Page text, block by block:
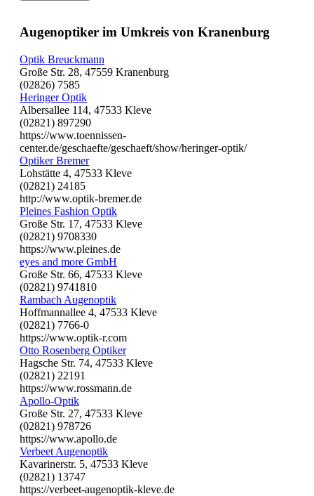
Augenoptiker im Umkreis von Kranenburg
Optik Breuckmann
Große Str. 28, 47559 Kranenburg
(02826) 7585
Heringer Optik
Albersallee 114, 47533 Kleve
(02821) 897290
https://www.toennissen-
center.de/geschaefte/geschaeft/show/heringer-optik/
Optiker Bremer
Lohstätte 4, 47533 Kleve
(02821) 24185
http://www.optik-bremer.de
Pleines Fashion Optik
Große Str. 17, 47533 Kleve
(02821) 9708330
https://www.pleines.de
eyes and more GmbH
Große Str. 66, 47533 Kleve
(02821) 9741810
Rambach Augenoptik
Hoffmannallee 4, 47533 Kleve
(02821) 7766-0
https://www.optik-r.com
Otto Rosenberg Optiker
Hagsche Str. 74, 47533 Kleve
(02821) 22191
https://www.rossmann.de
Apollo-Optik
Große Str. 27, 47533 Kleve
(02821) 978726
https://www.apollo.de
Verbeet Augenoptik
Kavarinerstr. 5, 47533 Kleve
(02821) 13747
https://verbeet-augenoptik-kleve.de